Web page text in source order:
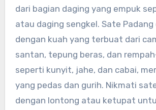
dari bagian daging yang empuk
atau daging sengkel. Sate Padang
dengan kuah yang terbuat dari
santan, tepung beras, dan
seperti kunyit, jahe, dan cabai,
yang pedas dan gurih. Nikmati
dengan lontong atau ketupat